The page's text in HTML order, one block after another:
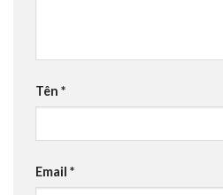
Tên *
Email *